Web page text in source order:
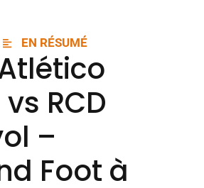
EN RÉSUMÉ
RCD
–
Foot à